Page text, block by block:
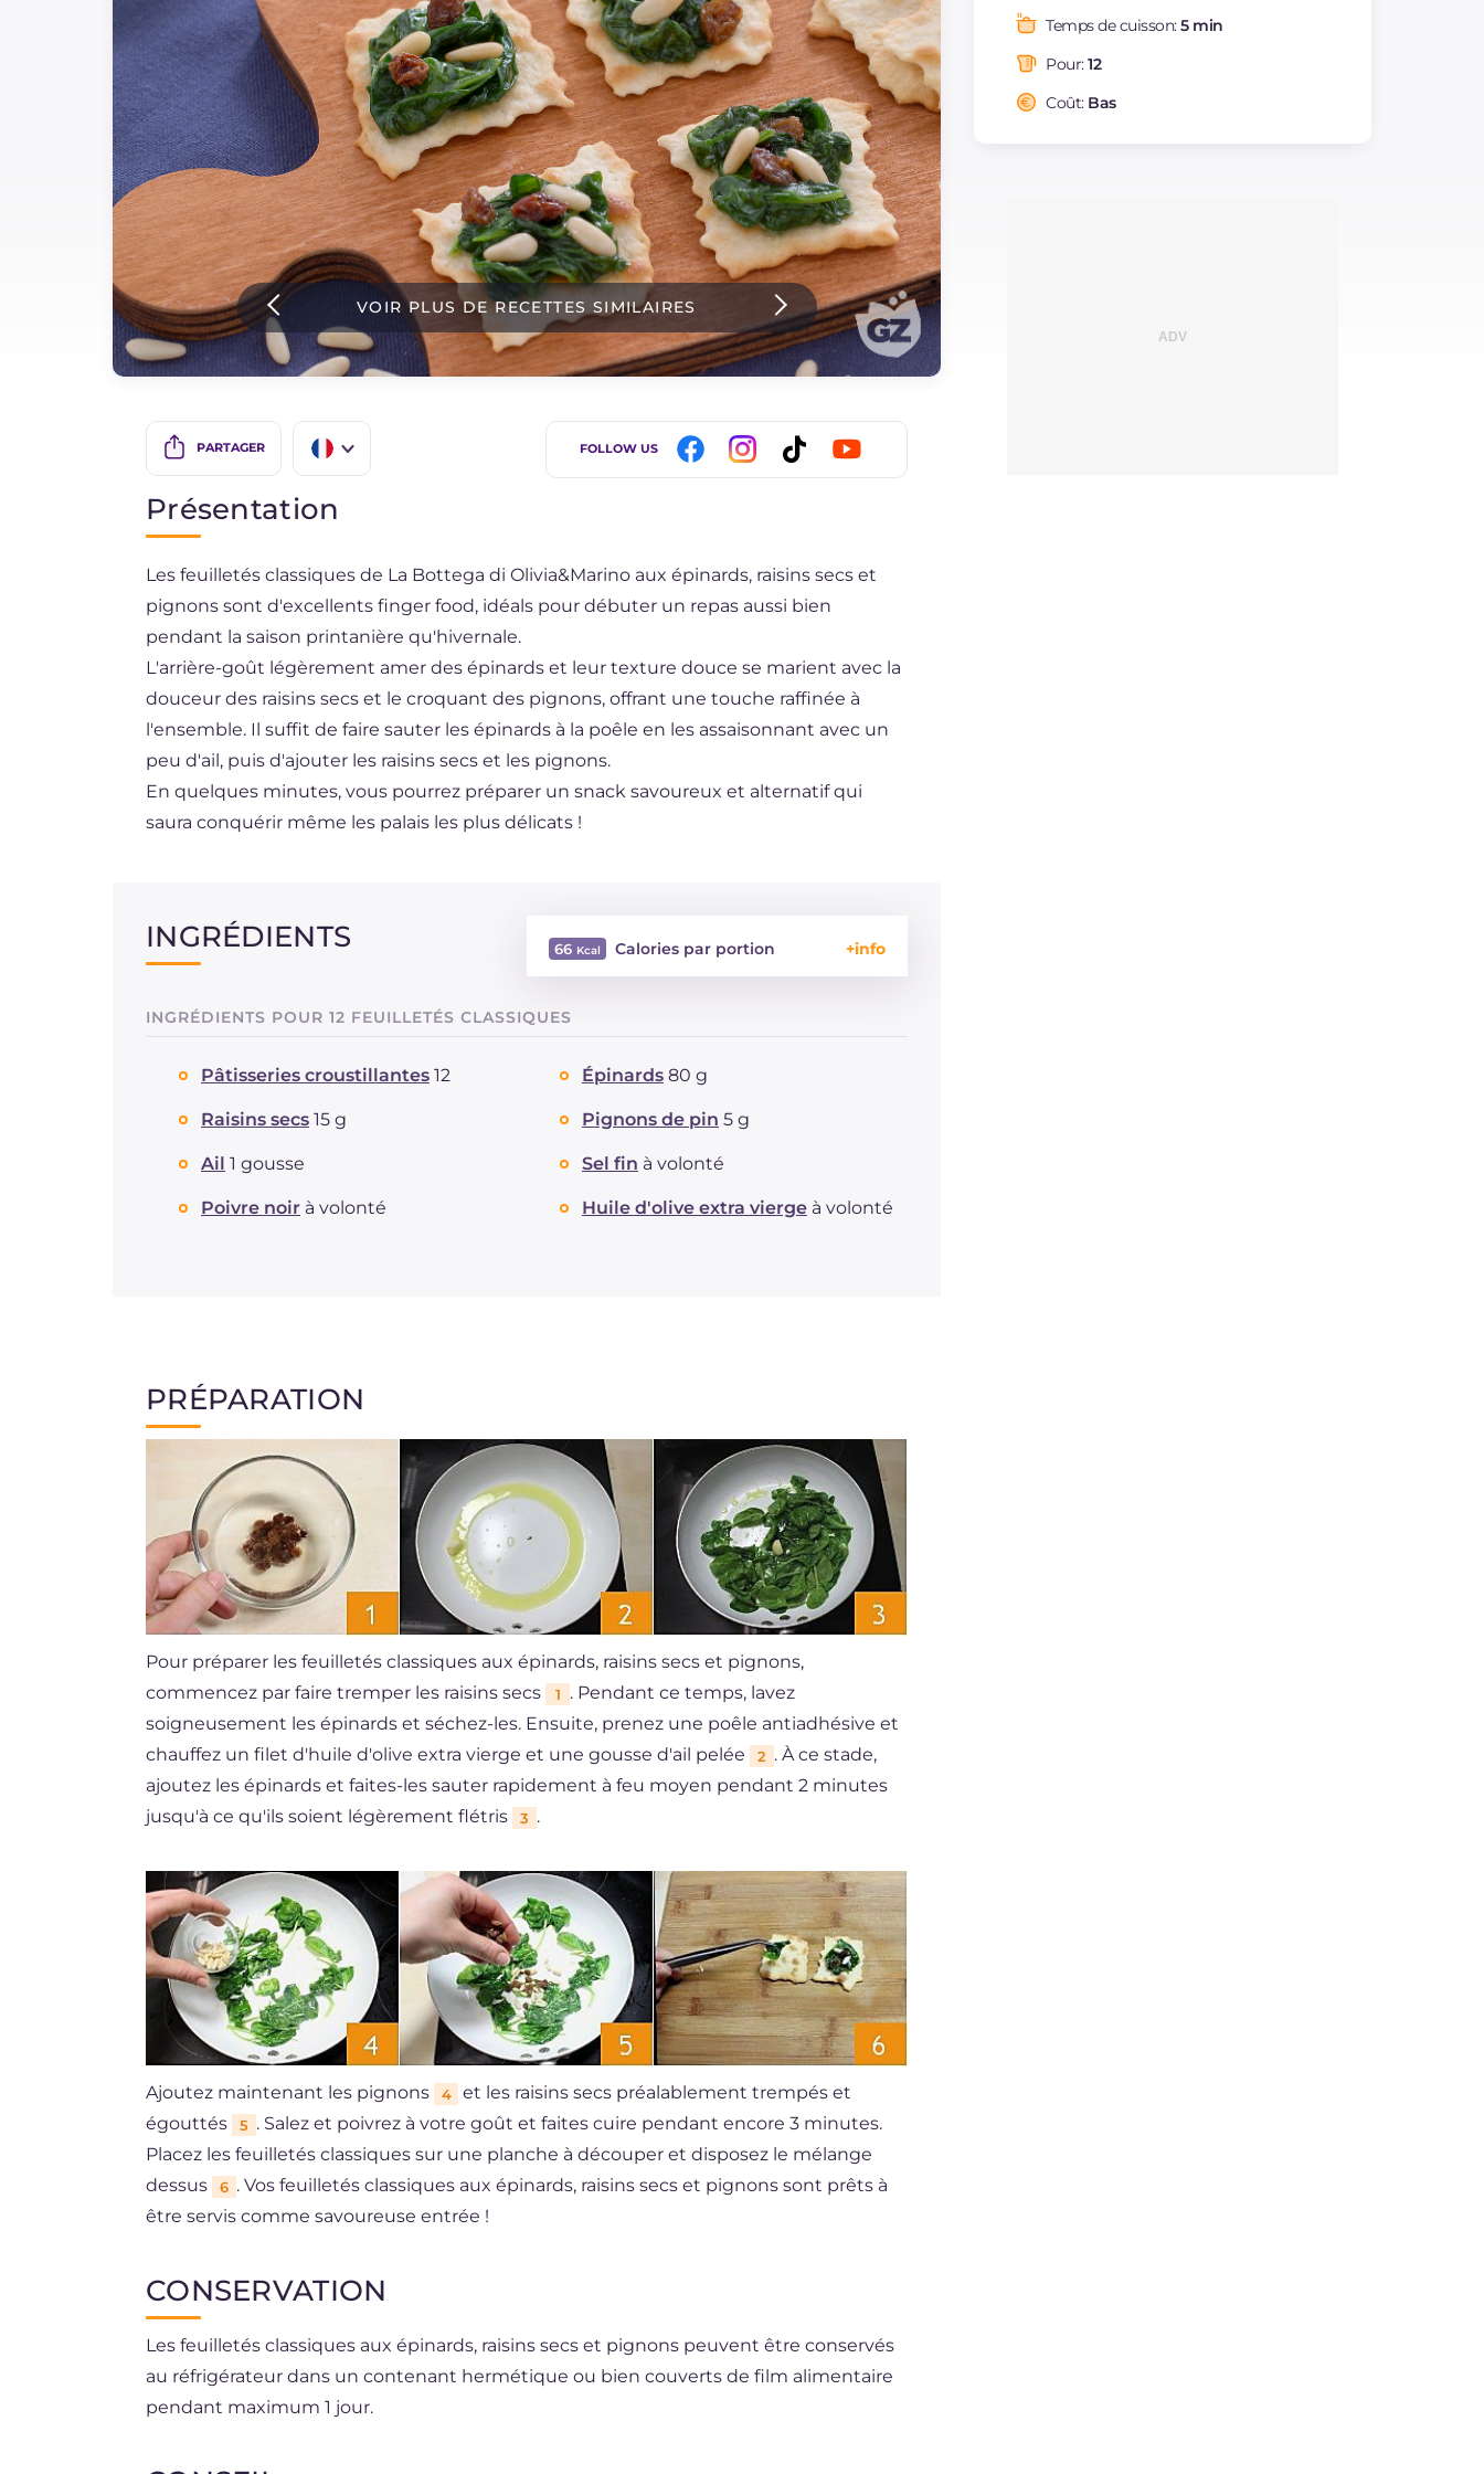
Dernieres recettes
IT Website
Instagram
YouTube VOIR PLUS DE RECETTES SIMILAIRES
PARTAGER
ES
BR
NL
FOLLOW US
Graisses
saturés
Fibre
Sodium
Temps de cuisson:5 min
Pour:12
Coût: Bas
Présentation
Les feuilletés classiques de La Bottega di Olivia&Marino aux épinards, raisins secs et
pignons sont d'excellents finger food, idéals pour débuter un repas aussi bien
pendant la saison printanière qu'hivernale.
L'arrière-goût légèrement amer des épinards et leur texture douce se marient avec la
douceur des raisins secs et le croquant des pignons, offrant une touche raffinée à
l'ensemble. Il suffit de faire sauter les épinards à la poêle en les assaisonnant avec un
peu d'ail, puis d'ajouter les raisins secs et les pignons.
En quelques minutes, vous pourrez préparer un snack savoureux et alternatif qui
saura conquérir même les palais les plus délicats !
INGRÉDIENTS 66 Calories par portion
Glucides
Protéine
Graisses
dont acides gras saturés
Fibre
INGRÉDIENTS POUR 12 FEUILLETÉS CLASSIQUES
Pâtisseries croustillantes 12 Épinards 80 g
Raisins secs 15 g Pignons de pin 5 g
Ail 1 gousse Sel fin à volonté
Poivre noir à volonté Huile d'olive extra vierge à volonté
PRÉPARATION
Pour préparer les feuilletés classiques aux épinards, raisins secs et pignons,
commencez par faire tremper les raisins secs
1
. Pendant ce temps, lavez
soigneusement les épinards et séchez-les. Ensuite, prenez une poêle antiadhésive et
chauffez un filet d'huile d'olive extra vierge et une gousse d'ail pelée
2 . À ce stade,
ajoutez les épinards et faites-les sauter rapidement à feu moyen pendant 2 minutes
jusqu'à ce qu'ils soient légèrement flétris
3 .
Ajoutez maintenant les pignons 4
et les raisins secs préalablement trempés et
égouttés
5 . Salez et poivrez à votre goût et faites cuire pendant encore 3 minutes.
Placez les feuilletés classiques sur une planche à découper et disposez le mélange
dessus
6 . Vos feuilletés classiques aux épinards, raisins secs et pignons sont prêts à
être servis comme savoureuse entrée !
CONSERVATION
Les feuilletés classiques aux épinards, raisins secs et pignons peuvent être conservés
au réfrigérateur dans un contenant hermétique ou bien couverts de film alimentaire
pendant maximum 1 jour.